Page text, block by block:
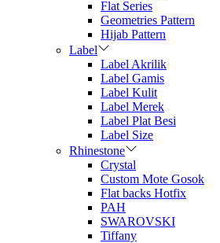
Flat Series
Geometries Pattern
Hijab Pattern
Label
Label Akrilik
Label Gamis
Label Kulit
Label Merek
Label Plat Besi
Label Size
Rhinestone
Crystal
Custom Mote Gosok
Flat backs Hotfix
PAH
SWAROVSKI
Tiffany